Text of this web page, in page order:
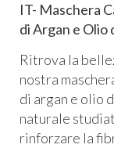
IT- Maschera
di Argan e Olio
Ritrova la
nostra
di argan e olio
naturale
rinforzare la